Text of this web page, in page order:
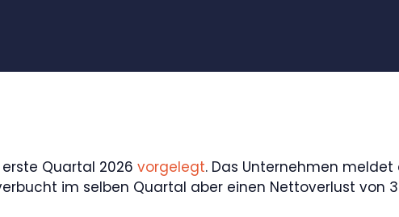
Quartal 2026 vorgelegt. Das Unternehmen meldet
im selben Quartal aber einen Nettoverlust von